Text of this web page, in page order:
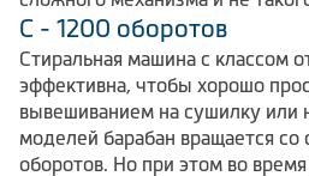
С - 1200 оборотов
Стиральная машина с классом
эффективна, чтобы хорошо
вывешиванием на сушилку или
моделей барабан вращается
оборотов. Но при этом во